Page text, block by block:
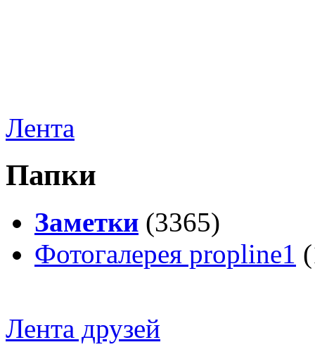
Лента
Папки
Заметки (3365)
Фотогалерея propline1
Лента друзей